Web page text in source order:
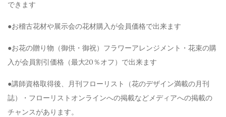
できます
●お稽古花材や展示会の花材購入が会員価格で出来ます
●お花の贈り物（御供・御祝）フラワーアレンジメント・花束の購
入が会員割引価格（最大20％オフ）で出来ます
●講師資格取得後、月刊フローリスト（花のデザイン満載の月刊
誌）・フローリストオンラインへの掲載などメディアへの掲載の
チャンスがあります。